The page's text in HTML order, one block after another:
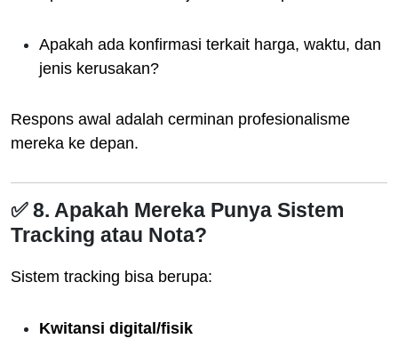
Apakah ada konfirmasi terkait harga, waktu, dan
jenis kerusakan?
Respons awal adalah cerminan profesionalisme
mereka ke depan.
✅ 8. Apakah Mereka Punya Sistem
Tracking atau Nota?
Sistem tracking bisa berupa:
Kwitansi digital/fisik